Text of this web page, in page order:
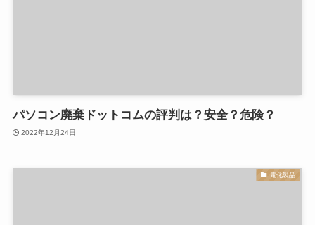
パソコン廃棄ドットコムの評判は？安全？危険？
2022年12月24日
電化製品